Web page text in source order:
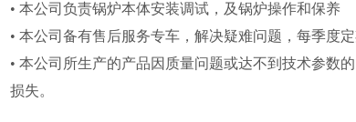
• 本公司负责锅炉本体安装调试，及锅炉操作和保养
• 本公司备有售后服务专车，解决疑难问题，每季度
• 本公司所生产的产品因质量问题或达不到技术参数
损失。